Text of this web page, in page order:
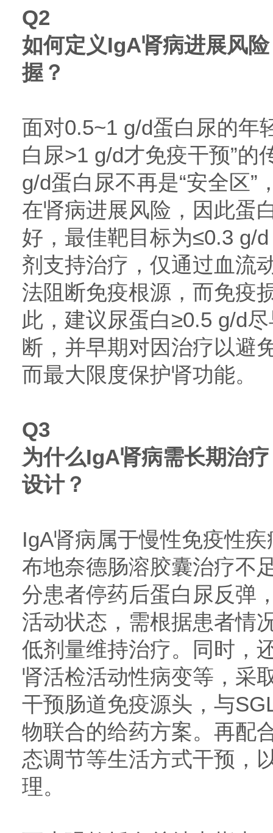
Q2
如何定义IgA肾病进展风
握？
面对0.5~1 g/d蛋白尿的年
白尿>1 g/d才免疫干预”的
g/d蛋白尿不再是“安全区”
在肾病进展风险，因此蛋
好，最佳靶目标为≤0.3 g/
剂支持治疗，仅通过血流
法阻断免疫根源，而免疫
此，建议尿蛋白≥0.5 g/d
断，并早期对因治疗以避
而最大限度保护肾功能。
Q3
为什么IgA肾病需长期治
设计？
IgA肾病属于慢性免疫性
布地奈德肠溶胶囊治疗不
分患者停药后蛋白尿反弹
活动状态，需根据患者情
低剂量维持治疗。同时，
肾活检活动性病变等，采
干预肠道免疫源头，与
物联合的给药方案。再配
态调节等生活方式干预，
理。